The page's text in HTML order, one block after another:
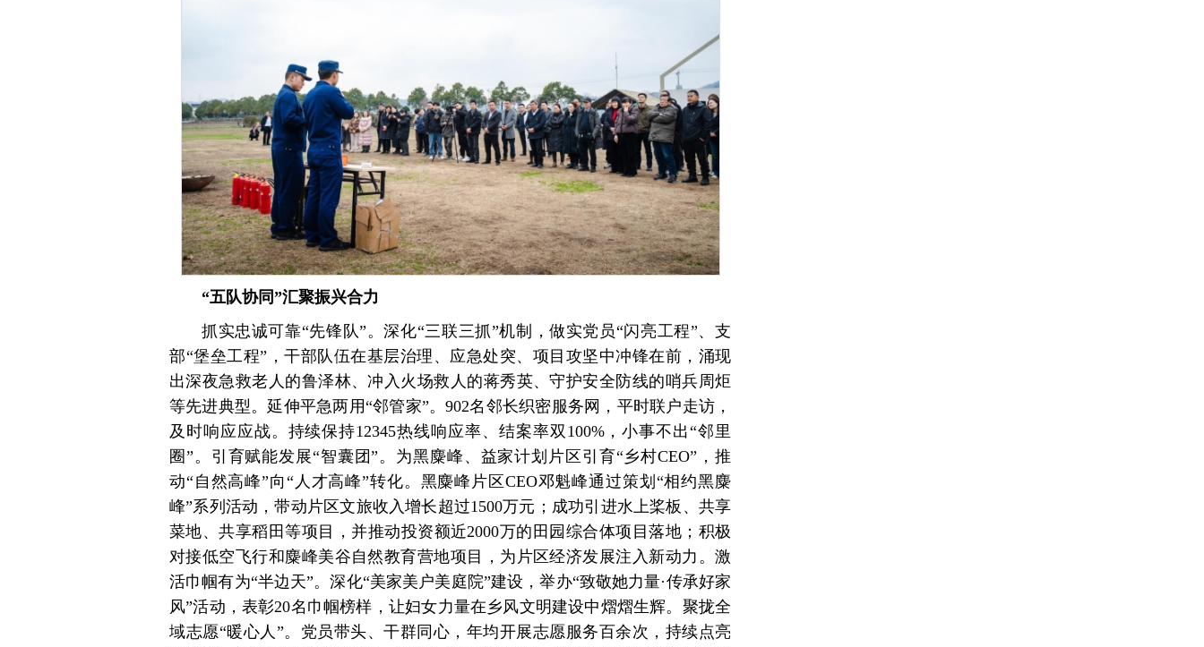
“五队协同”汇聚振兴合力
抓实忠诚可靠“先锋队”。深化“三联三抓”机制，做实党员“闪亮工程”、支
部“堡垒工程”，干部队伍在基层治理、应急处突、项目攻坚中冲锋在前，涌现
出深夜急救老人的鲁泽林、冲入火场救人的蒋秀英、守护安全防线的哨兵周炬
等先进典型。延伸平急两用“邻管家”。902名邻长织密服务网，平时联户走访，
及时响应应战。持续保持12345热线响应率、结案率双100%，小事不出“邻里
圈”。引育赋能发展“智囊团”。为黑麋峰、益家计划片区引育“乡村CEO”，推
动“自然高峰”向“人才高峰”转化。黑麋峰片区CEO邓魁峰通过策划“相约黑麋
峰”系列活动，带动片区文旅收入增长超过1500万元；成功引进水上桨板、共享
菜地、共享稻田等项目，并推动投资额近2000万的田园综合体项目落地；积极
对接低空飞行和麋峰美谷自然教育营地项目，为片区经济发展注入新动力。激
活巾帼有为“半边天”。深化“美家美户美庭院”建设，举办“致敬她力量·传承好家
风”活动，表彰20名巾帼榜样，让妇女力量在乡风文明建设中熠熠生辉。聚拢全
域志愿“暖心人”。党员带头、干群同心，年均开展志愿服务百余次，持续点亮